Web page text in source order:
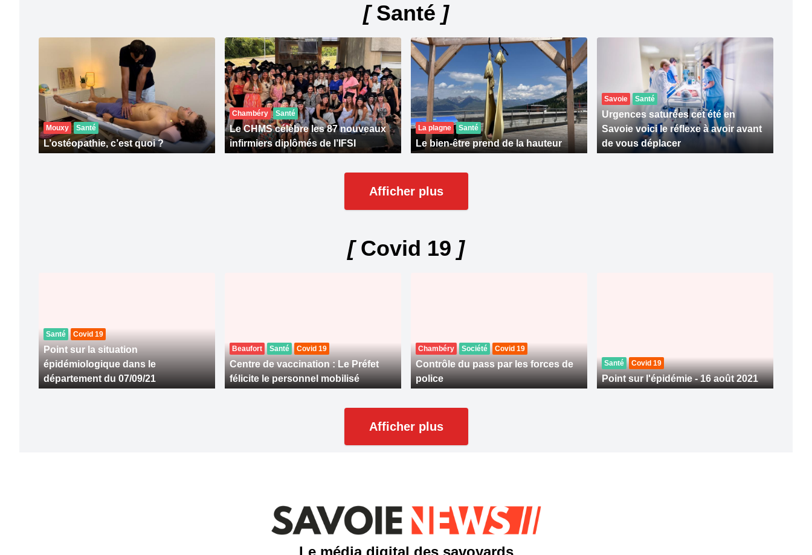
[Santé ]
Mouxy Santé
L’ostéopathie, c’est quoi ?
Chambéry Santé
Le CHMS célèbre les 87 nouveaux
infirmiers diplômés de l’IFSI
La plagne Santé
Le bien-être prend de la hauteur
Savoie Santé
Urgences saturées cet été en
Savoie voici le réflexe à avoir avant
de vous déplacer
Afficher plus
[Covid 19 ]
Santé Covid 19
Point sur la situation
épidémiologique dans le
département du 07/09/21
Beaufort Santé Covid 19
Centre de vaccination : Le Préfet
félicite le personnel mobilisé
Chambéry Société Covid 19
Contrôle du pass par les forces de
police
Santé Covid 19
Point sur l'épidémie - 16 août 2021
Afficher plus